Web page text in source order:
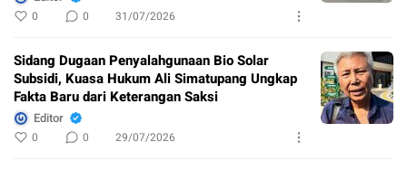
0 0 31/07/2026
Sidang Dugaan Penyalahgunaan Bio Solar
Subsidi, Kuasa Hukum Ali Simatupang Ungkap
Fakta Baru dari Keterangan Saksi
Editor
0 0 29/07/2026